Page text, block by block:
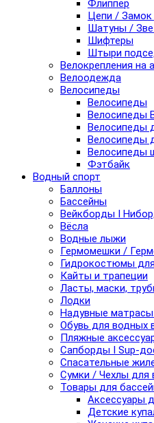
Флиппер
Цепи / Замок
Шатуны /
Шифтеры
Штыри
Велокрепления на
Велоодежда
Велосипеды
Велосипеды
Велосипеды
Велосипеды
Велосипеды
Велосипеды
Фэтбайк
Водный спорт
Баллоны
Бассейны
Вейкборды I
Вёсла
Водные лыжи
Гермомешки /
Гидрокостюмы
Кайты и трапеции
Ласты, маски,
Лодки
Надувные
Обувь для водных
Пляжные
Сапборды I Sup-
Спасательные
Сумки / Чехлы для
Товары для
Аксессуары
Детские